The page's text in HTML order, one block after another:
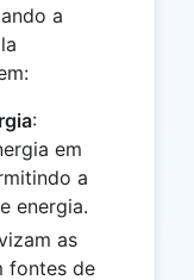
a
:
em
a
energia.
as
fontes de